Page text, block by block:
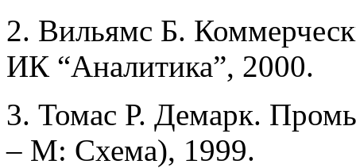
2. Вильямс Б.
ИК “Аналитика”, 2000.
3. Томас Р. Демарк.
– М: Схема), 1999.